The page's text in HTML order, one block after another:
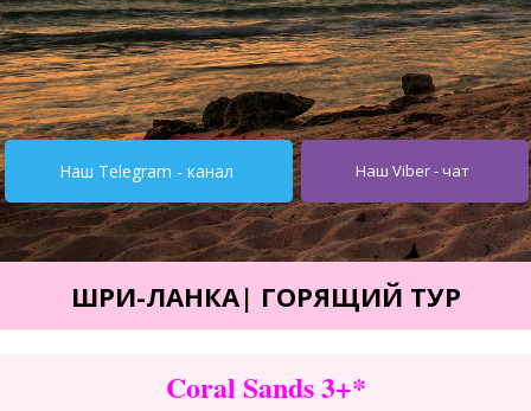
Travel-sim
Страны
Турция от $195
Кипр от $251
Египет от $252
Тунис от $245
Италия от $355
Наш Telegram - канал Наш Viber - чат
ШРИ-ЛАНКА| ГОРЯЩИЙ ТУР
Coral Sands 3+*